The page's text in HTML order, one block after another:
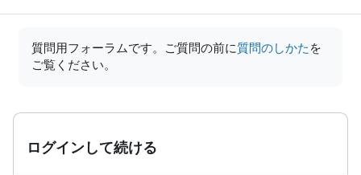
質問用フォーラムです。ご質問の前に質問のしかた を
ご覧ください。
ログインして続ける